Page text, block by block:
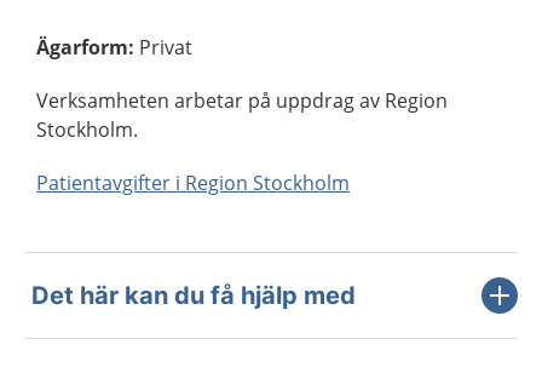
Ägarform: Privat
Verksamheten arbetar på uppdrag av Region
Stockholm.
Patientavgifter i Region Stockholm
Det här kan du få hjälp med